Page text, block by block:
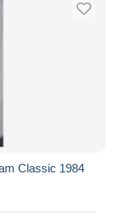
Classic 1984